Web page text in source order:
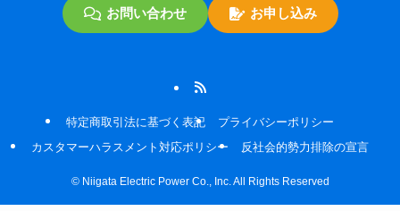
お問い合わせ お申し込み
特定商取引法に基づく表記
プライバシーポリシー
カスタマーハラスメント対応ポリシー
反社会的勢力排除の宣言
©Niigata Electric Power Co., Inc. All Rights Reserved